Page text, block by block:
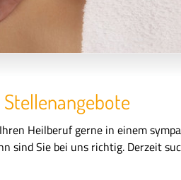
Heilberuf gerne in einem
sind Sie bei uns richtig. Derzeit